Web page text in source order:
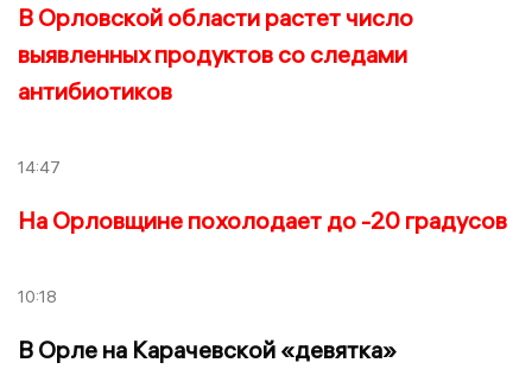
В Орловской области растет число
выявленных продуктов со следами
антибиотиков
14:47
На Орловщине похолодает до -20 градусов
10:18
В Орле на Карачевской «девятка»